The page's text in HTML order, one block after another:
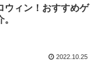
ウィン！おすすめゲ
2022.10.25